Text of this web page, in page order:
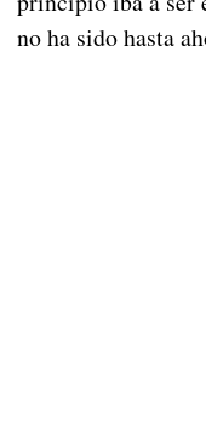
no ha sido hasta